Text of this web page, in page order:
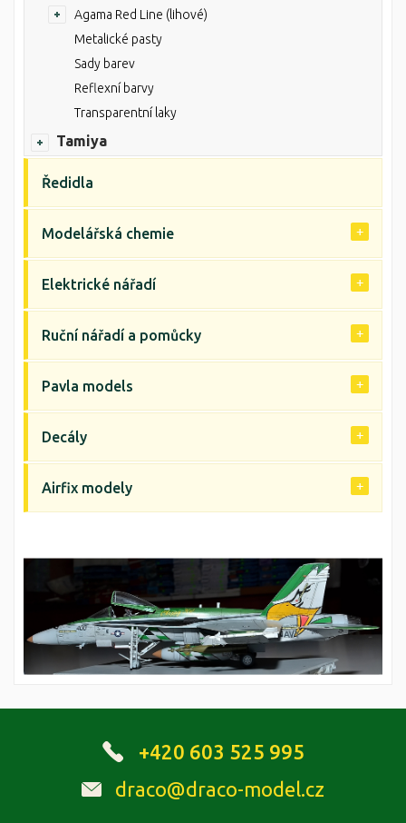
Agama Red Line (lihové)
Metalické pasty
Sady barev
Reflexní barvy
Transparentní laky
Tamiya
Ředidla
Modelářská chemie
Elektrické nářadí
Ruční nářadí a pomůcky
Pavla models
Decály
Airfix modely
+420 603 525 995
draco@draco-model.cz